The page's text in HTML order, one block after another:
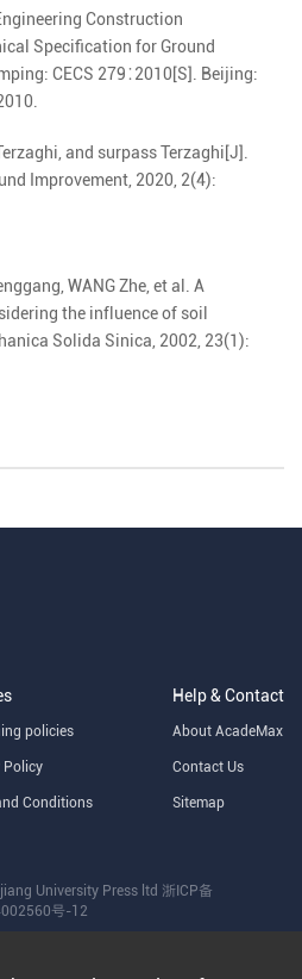
Construction
Specification for Ground
CECS 279∶2010[S]. Beijing:
.
and surpass Terzaghi[J].
Improvement, 2020, 2(4):
,WANGZhe,et al . A
the influence of soil
Solida Sinica, 2002, 23(1):
policies
Policy
Conditions
Help & Contact
About AcadeMax
Contact Us
Sitemap
University Press ltd 浙ICP备
号-12